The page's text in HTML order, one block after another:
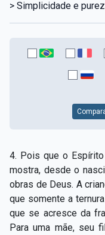
Capítulo XIII — Não
que dê a vossa
Capítulo XIV —
Capítulo XV — Fora
Capítulo XVIII —
escolhidos
Capítulo XIX — A fé
Capítulo XX — Os
> Simplicidade e
4. Pois que o
mostra, desde o
obras de Deus. A
que somente a
que se acresce da
Para uma mãe, seu